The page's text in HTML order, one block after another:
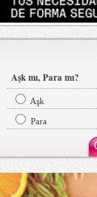
Aşk mı, Para mı?
Aşk
Para